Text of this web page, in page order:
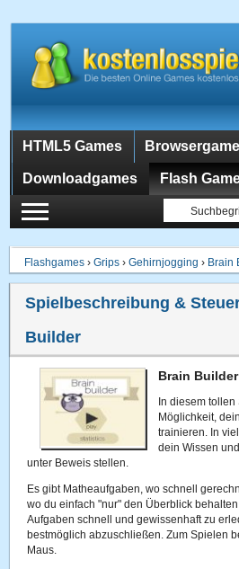
HTML5 Games
Downloadgames Flash
Flashgames ›Grips ›Gehirnjogging › Brain
Spielbeschreibung &
Builder
Brain
In diesem
Möglichkeit,
trainieren. In
dein Wissen
unter Beweis stellen.
Es gibt Matheaufgaben, wo schnell
wo du einfach "nur" den Überblick
Aufgaben schnell und gewissenhaft zu
bestmöglich abzuschließen. Zum Spielen
Maus.